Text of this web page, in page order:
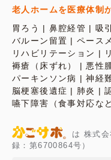
老人ホームを医療体制
胃ろう
鼻腔経管 吸引
バルーン留置
ペース
リハビリテーション
褥瘡（床ずれ）
悪性
パーキンソン病
神経
脳梗塞後遺症
肺炎
嚥下障害（食事対応など
は 株式
録：第6700864号）